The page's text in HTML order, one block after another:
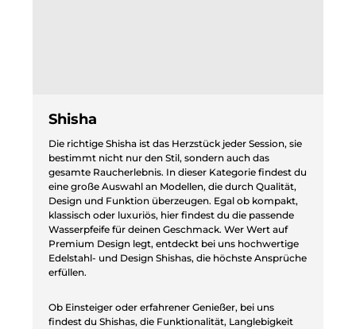
Shisha
Die richtige Shisha ist das Herzstück jeder Session, sie
bestimmt nicht nur den Stil, sondern auch das
gesamte Raucherlebnis. In dieser Kategorie findest du
eine große Auswahl an Modellen, die durch Qualität,
Design und Funktion überzeugen. Egal ob kompakt,
klassisch oder luxuriös, hier findest du die passende
Wasserpfeife für deinen Geschmack. Wer Wert auf
Premium Design legt, entdeckt bei uns hochwertige
Edelstahl- und Design Shishas, die höchste Ansprüche
erfüllen.
Ob Einsteiger oder erfahrener Genießer, bei uns
findest du Shishas, die Funktionalität, Langlebigkeit